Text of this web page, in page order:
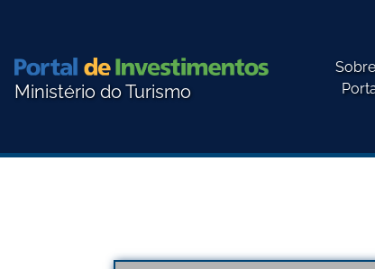
Ministério do Turismo